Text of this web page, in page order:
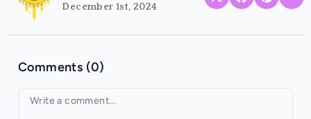
December 1st, 2024
Comments (0)
Your comment